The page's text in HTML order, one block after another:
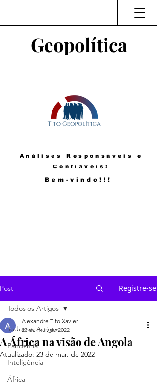
Geopolítica
Análises Responsáveis e
Confiáveis!
Bem-vindo!!!
Post Registre-se
Todos os Artigos
Pandemia
Inteligência
África
Todos os Artigos
A África na visão de Angola
Alexandre Tito Xavier
23 de mar. de 2022
Atualizado: 23 de mar. de 2022